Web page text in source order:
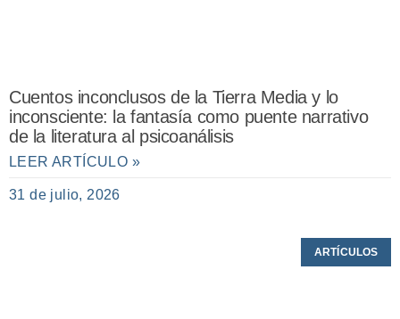
Cuentos inconclusos de la Tierra Media y lo
inconsciente: la fantasía como puente narrativo
de la literatura al psicoanálisis
LEER ARTÍCULO »
31 de julio, 2026
ARTÍCULOS